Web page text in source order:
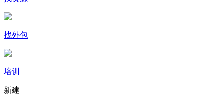
找外包
培训
新建